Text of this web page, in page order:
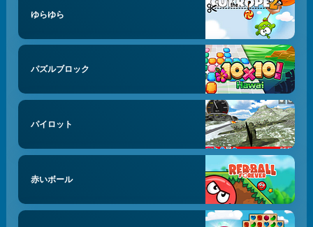
ゆらゆら
パズルブロック
パイロット
赤いボール